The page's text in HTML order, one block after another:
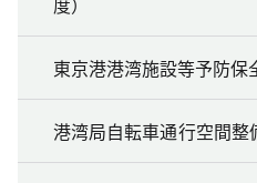
東京港港湾施設等予防保
港湾局自転車通行空間整